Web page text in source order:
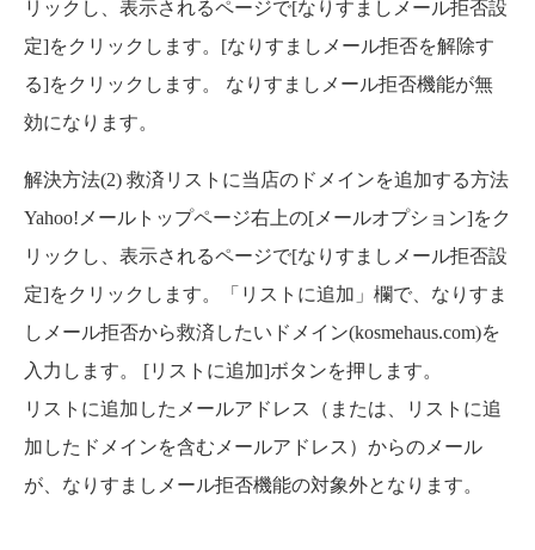
リックし、表示されるページで[なりすましメール拒否設
定]をクリックします。[なりすましメール拒否を解除す
る]をクリックします。 なりすましメール拒否機能が無
効になります。
解決方法(2) 救済リストに当店のドメインを追加する方法
Yahoo!メールトップページ右上の[メールオプション]をク
リックし、表示されるページで[なりすましメール拒否設
定]をクリックします。「リストに追加」欄で、なりすま
しメール拒否から救済したいドメイン(kosmehaus.com)を
入力します。 [リストに追加]ボタンを押します。
リストに追加したメールアドレス（または、リストに追
加したドメインを含むメールアドレス）からのメール
が、なりすましメール拒否機能の対象外となります。